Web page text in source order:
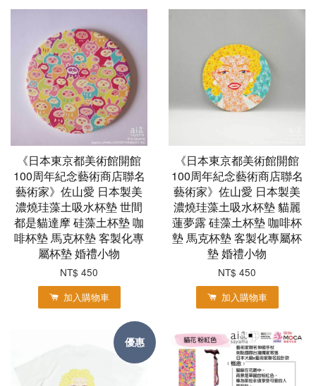
《日本東京都美術館開館
100周年紀念藝術商店聯名
藝術家》佐山愛 日本製美
濃燒珪藻土吸水杯墊 世間
都是貓達摩 硅藻土杯墊 咖
啡杯墊 馬克杯墊 客製化專
屬杯墊 婚禮小物
NT$ 450
加入購物車
《日本東京都美術館開館
100周年紀念藝術商店聯名
藝術家》佐山愛 日本製美
濃燒珪藻土吸水杯墊 貓麗
蓮夢露 硅藻土杯墊 咖啡杯
墊 馬克杯墊 客製化專屬杯
墊 婚禮小物
NT$ 450
加入購物車
優惠